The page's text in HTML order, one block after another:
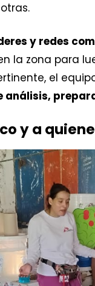
y redes
la zona para
el
análisis,
y a